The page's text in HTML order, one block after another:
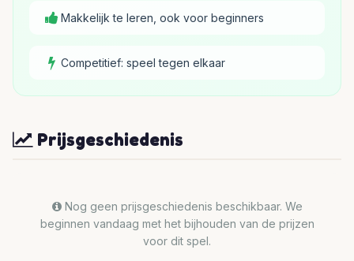
Makkelijk te leren, ook voor beginners
Competitief: speel tegen elkaar
Prijsgeschiedenis
Nog geen prijsgeschiedenis beschikbaar. We
beginnen vandaag met het bijhouden van de prijzen
voor dit spel.